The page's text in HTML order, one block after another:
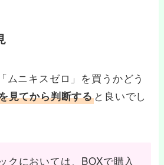
ムニキスゼロ」を買うかどう
見てから判断する と良いでし
クにおいては、BOXで購入